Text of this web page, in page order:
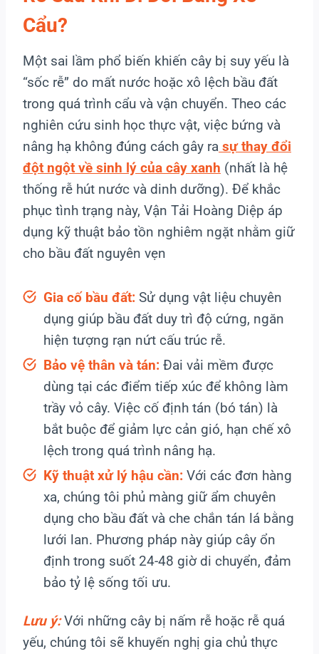
Cẩu?
Một sai lầm phổ biến khiến cây bị suy yếu là
“sốc rễ” do mất nước hoặc xô lệch bầu đất
trong quá trình cẩu và vận chuyển. Theo các
nghiên cứu sinh học thực vật, việc bứng và
nâng hạ không đúng cách gây ra sự thay đổi
đột ngột về sinh lý của cây xanh (nhất là hệ
thống rễ hút nước và dinh dưỡng). Để khắc
phục tình trạng này, Vận Tải Hoàng Diệp áp
dụng kỹ thuật bảo tồn nghiêm ngặt nhằm giữ
cho bầu đất nguyên vẹn
Gia cố bầu đất: Sử dụng vật liệu chuyên
dụng giúp bầu đất duy trì độ cứng, ngăn
hiện tượng rạn nứt cấu trúc rễ.
Bảo vệ thân và tán: Đai vải mềm được
dùng tại các điểm tiếp xúc để không làm
trầy vỏ cây. Việc cố định tán (bó tán) là
bắt buộc để giảm lực cản gió, hạn chế xô
lệch trong quá trình nâng hạ.
Kỹ thuật xử lý hậu cần: Với các đơn hàng
xa, chúng tôi phủ màng giữ ẩm chuyên
dụng cho bầu đất và che chắn tán lá bằng
lưới lan. Phương pháp này giúp cây ổn
định trong suốt 24-48 giờ di chuyển, đảm
bảo tỷ lệ sống tối ưu.
Lưu ý:Với những cây bị nấm rễ hoặc rễ quá
yếu, chúng tôi sẽ khuyến nghị gia chủ thực